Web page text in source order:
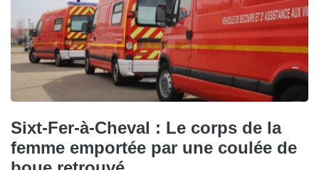
Sixt-Fer-à-Cheval : Le corps de la
femme emportée par une coulée de